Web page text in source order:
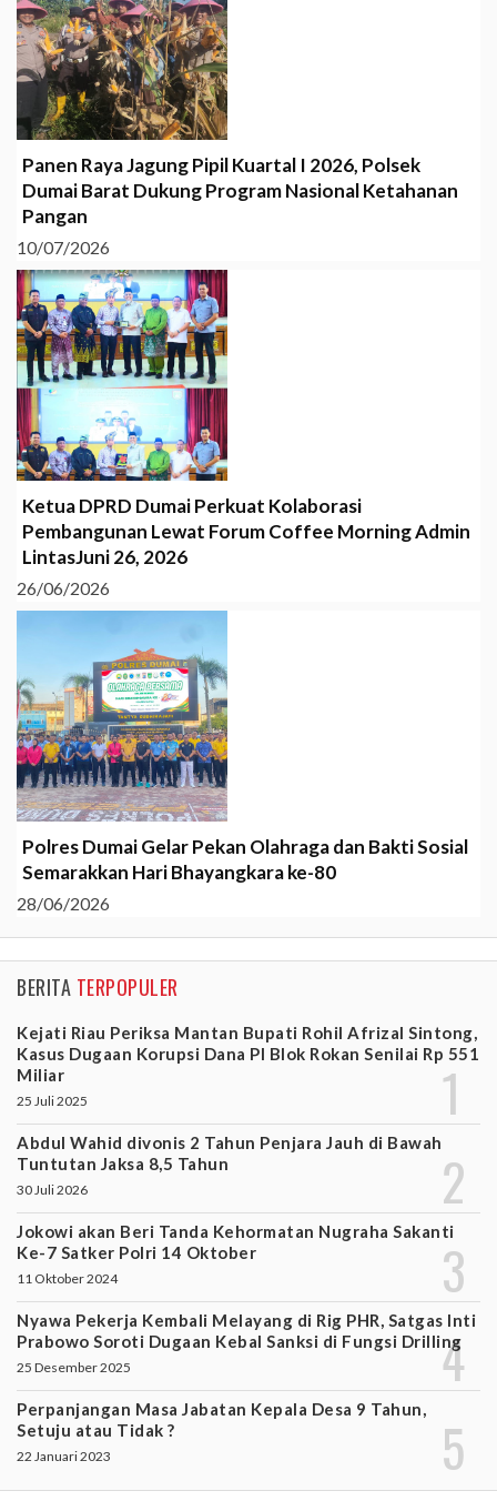
Panen Raya Jagung Pipil Kuartal I 2026, Polsek
Dumai Barat Dukung Program Nasional Ketahanan
Pangan
10/07/2026
Ketua DPRD Dumai Perkuat Kolaborasi
Pembangunan Lewat Forum Coffee Morning Admin
LintasJuni 26, 2026
26/06/2026
Polres Dumai Gelar Pekan Olahraga dan Bakti Sosial
Semarakkan Hari Bhayangkara ke-80
28/06/2026
BERITA TERPOPULER
Kejati Riau Periksa Mantan Bupati Rohil Afrizal Sintong,
Kasus Dugaan Korupsi Dana PI Blok Rokan Senilai Rp 551
Miliar
25 Juli 2025
Abdul Wahid divonis 2 Tahun Penjara Jauh di Bawah
Tuntutan Jaksa 8,5 Tahun
30 Juli 2026
Jokowi akan Beri Tanda Kehormatan Nugraha Sakanti
Ke-7 Satker Polri 14 Oktober
11 Oktober 2024
Nyawa Pekerja Kembali Melayang di Rig PHR, Satgas Inti
Prabowo Soroti Dugaan Kebal Sanksi di Fungsi Drilling
25 Desember 2025
Perpanjangan Masa Jabatan Kepala Desa 9 Tahun,
Setuju atau Tidak ?
22 Januari 2023